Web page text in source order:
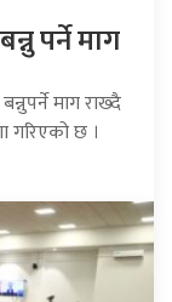
पर्ने माग
माग राख्दै
गरिएको छ ।